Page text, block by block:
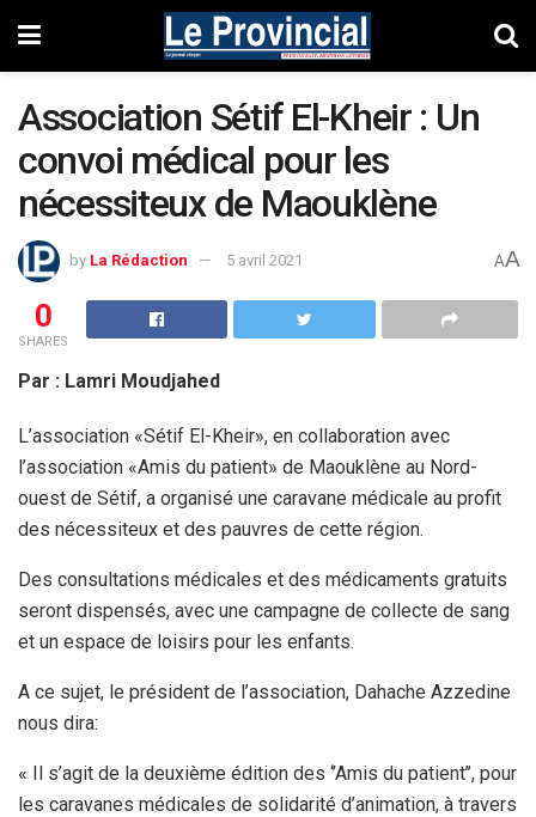
Association Sétif El-Kheir : Un
convoi médical pour les
nécessiteux de Maouklène
by La Rédaction 5 avril 2021 AA
0
SHARES
Par : Lamri Moudjahed
L’association «Sétif El-Kheir», en collaboration avec
l’association «Amis du patient» de Maouklène au Nord-
ouest de Sétif, a organisé une caravane médicale au profit
des nécessiteux et des pauvres de cette région.
Des consultations médicales et des médicaments gratuits
seront dispensés, avec une campagne de collecte de sang
et un espace de loisirs pour les enfants.
A ce sujet, le président de l’association, Dahache Azzedine
nous dira:
« Il s’agit de la deuxième édition des ‘’Amis du patient’’, pour
les caravanes médicales de solidarité d’animation, à travers